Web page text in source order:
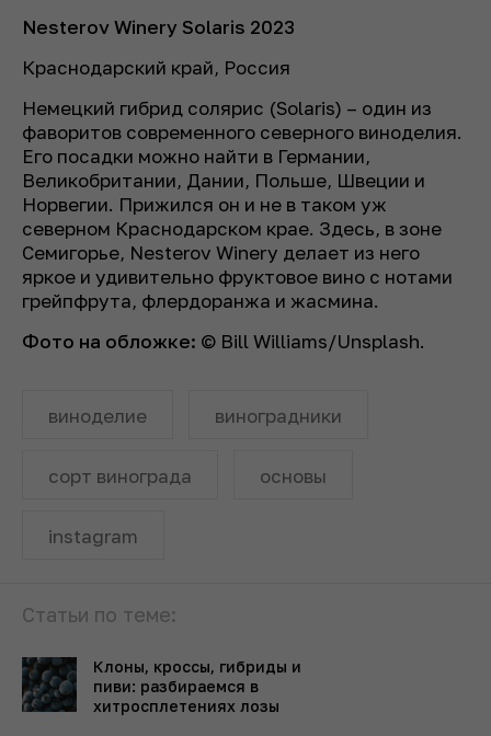
Nesterov Winery Solaris 2023
Краснодарский край, Россия
Немецкий гибрид солярис (Solaris) – один из
фаворитов современного северного виноделия.
Его посадки можно найти в Германии,
Великобритании, Дании, Польше, Швеции и
Норвегии. Прижился он и не в таком уж
северном Краснодарском крае. Здесь, в зоне
Семигорье, Nesterov Winery делает из него
яркое и удивительно фруктовое вино с нотами
грейпфрута, флердоранжа и жасмина.
Фото на обложке: © Bill Williams/Unsplash.
виноделие виноградники
сорт винограда основы
instagram
Статьи по теме:
Клоны, кроссы, гибриды и
пиви: разбираемся в
хитросплетениях лозы